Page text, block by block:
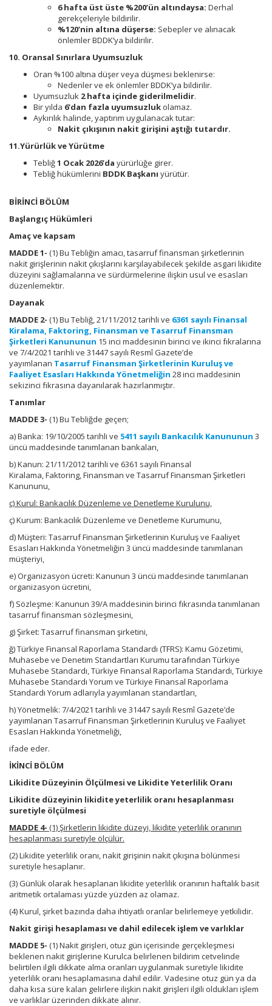
6 hafta üst üste %200’ün altındaysa: Derhal
gerekçeleriyle bildirilir.
%120’nin altına düşerse: Sebepler ve alınacak
önlemler BDDK’ya bildirilir.
10. Oransal Sınırlara Uyumsuzluk
Oran %100 altına düşer veya düşmesi beklenirse:
Nedenler ve ek önlemler BDDK’ya bildirilir.
Uyumsuzluk 2 hafta içinde giderilmelidir.
Bir yılda 6’dan fazla uyumsuzluk olamaz.
Aykırılık halinde, yaptırım uygulanacak tutar:
Nakit çıkışının nakit girişini aştığı tutardır.
11.Yürürlük ve Yürütme
Tebliğ1 Ocak 2026’da yürürlüğe girer.
Tebliğ hükümlerini BDDK Başkanı yürütür.
BİRİNCİ BÖLÜM
Başlangıç Hükümleri
Amaç ve kapsam
MADDE 1- (1) Bu Tebliğin amacı, tasarruf finansman şirketlerinin
nakit girişlerinin nakit çıkışlarını karşılayabilecek şekilde asgari likidite
düzeyini sağlamalarına ve sürdürmelerine ilişkin usul ve esasları
düzenlemektir.
Dayanak
MADDE 2- (1) Bu Tebliğ, 21/11/2012 tarihli ve 6361 sayılı Finansal
Kiralama, Faktoring, Finansman ve Tasarruf Finansman
Şirketleri Kanununun 15 inci maddesinin birinci ve ikinci fıkralarına
ve 7/4/2021 tarihli ve 31447 sayılı Resmî Gazete’de
yayımlanan Tasarruf Finansman Şirketlerinin Kuruluş ve
Faaliyet Esasları Hakkında Yönetmeliğin 28 inci maddesinin
sekizinci fıkrasına dayanılarak hazırlanmıştır.
Tanımlar
MADDE 3- (1) Bu Tebliğde geçen;
a) Banka: 19/10/2005 tarihli ve 5411 sayılı Bankacılık Kanununun 3
üncü maddesinde tanımlanan bankaları,
b) Kanun: 21/11/2012 tarihli ve 6361 sayılı Finansal
Kiralama, Faktoring, Finansman ve Tasarruf Finansman Şirketleri
Kanununu,
c) Kurul: Bankacılık Düzenleme ve Denetleme Kurulunu,
ç) Kurum: Bankacılık Düzenleme ve Denetleme Kurumunu,
d) Müşteri: Tasarruf Finansman Şirketlerinin Kuruluş ve Faaliyet
Esasları Hakkında Yönetmeliğin 3 üncü maddesinde tanımlanan
müşteriyi,
e) Organizasyon ücreti: Kanunun 3 üncü maddesinde tanımlanan
organizasyon ücretini,
f) Sözleşme: Kanunun 39/A maddesinin birinci fıkrasında tanımlanan
tasarruf finansman sözleşmesini,
g) Şirket: Tasarruf finansman şirketini,
ğ) Türkiye Finansal Raporlama Standardı (TFRS): Kamu Gözetimi,
Muhasebe ve Denetim Standartları Kurumu tarafından Türkiye
Muhasebe Standardı, Türkiye Finansal Raporlama Standardı, Türkiye
Muhasebe Standardı Yorum ve Türkiye Finansal Raporlama
Standardı Yorum adlarıyla yayımlanan standartları,
h) Yönetmelik: 7/4/2021 tarihli ve 31447 sayılı Resmî Gazete’de
yayımlanan Tasarruf Finansman Şirketlerinin Kuruluş ve Faaliyet
Esasları Hakkında Yönetmeliği,
ifade eder.
İKİNCİ BÖLÜM
Likidite Düzeyinin Ölçülmesi ve Likidite Yeterlilik Oranı
Likidite düzeyinin likidite yeterlilik oranı hesaplanması
suretiyle ölçülmesi
MADDE 4- (1) Şirketlerin likidite düzeyi, likidite yeterlilik oranının
hesaplanması suretiyle ölçülür.
(2) Likidite yeterlilik oranı, nakit girişinin nakit çıkışına bölünmesi
suretiyle hesaplanır.
(3) Günlük olarak hesaplanan likidite yeterlilik oranının haftalık basit
aritmetik ortalaması yüzde yüzden az olamaz.
(4) Kurul, şirket bazında daha ihtiyatlı oranlar belirlemeye yetkilidir.
Nakit girişi hesaplaması ve dahil edilecek işlem ve varlıklar
MADDE 5- (1) Nakit girişleri, otuz gün içerisinde gerçekleşmesi
beklenen nakit girişlerine Kurulca belirlenen bildirim cetvelinde
belirtilen ilgili dikkate alma oranları uygulanmak suretiyle likidite
yeterlilik oranı hesaplamasına dahil edilir. Vadesine otuz gün ya da
daha kısa süre kalan gelirlere ilişkin nakit girişleri ilgili oldukları işlem
ve varlıklar üzerinden dikkate alınır.